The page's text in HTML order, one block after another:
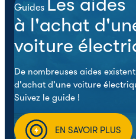
Guides
à l'achat
voiture
De nombreuses aides
d'achat d'une voiture
Suivez le guide !
EN SAVOIR PLUS